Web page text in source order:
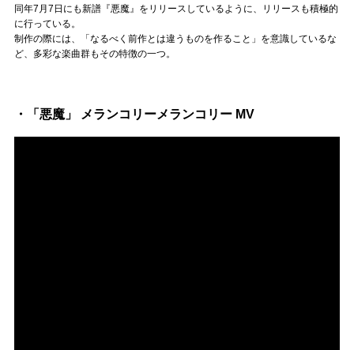
Follow us
Official SNS
同年7月7日にも新譜『悪魔』をリリースしているように、リリースも積極的
に行っている。
制作の際には、「なるべく前作とは違うものを作ること」を意識しているな
ど、多彩な楽曲群もその特徴の一つ。
・「悪魔」 メランコリーメランコリー MV